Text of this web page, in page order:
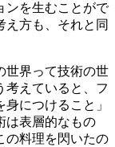
ンを生むことがで
え方も、それと同
界って技術の世
考えていると、フ
につけること」
は表層的なもの
の料理を閃いたの